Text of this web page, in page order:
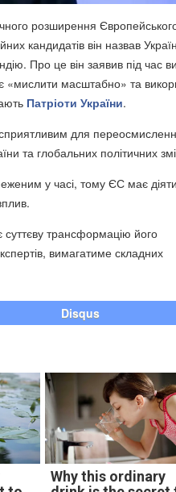
розширення
кандидатів він назвав
Про це він заявив під час
масштабно» та
Патріоти України.
для
та глобальних політичних
у часі, тому ЄС має
трансформацію його
вимагатиме складних
Disqus
Why this ordinary